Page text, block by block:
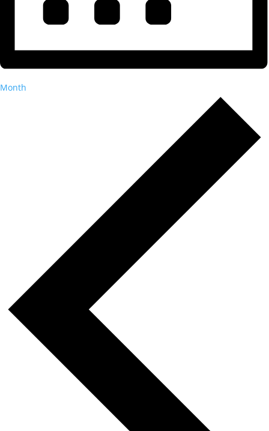
Month